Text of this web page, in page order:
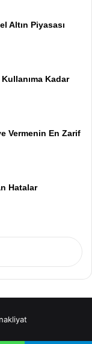
Altın Piyasası
Kadar
Vermenin En Zarif
Hatalar